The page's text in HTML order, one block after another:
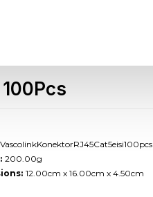
VascolinkKonektorRJ45Cat5eisi100pcs
200.00g
12.00cm x 16.00cm x 4.50cm